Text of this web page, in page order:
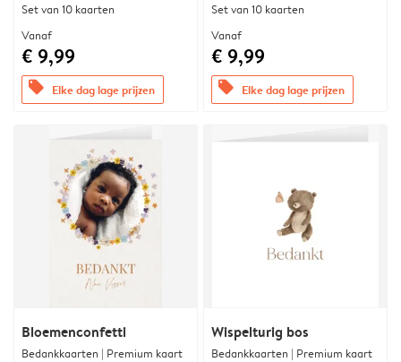
Set van 10 kaarten
Vanaf
€ 9,99
offers Elke dag lage prijzen
Set van 10 kaarten
Vanaf
€ 9,99
offers Elke dag lage prijzen
Bloemenconfetti
Bedankkaarten | Premium kaart
Wispelturig bos
Bedankkaarten | Premium kaart